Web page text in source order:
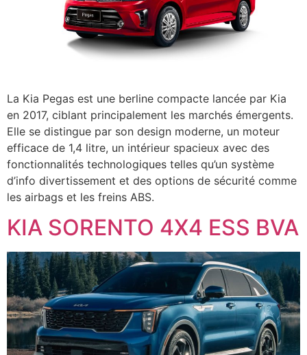
La Kia Pegas est une berline compacte lancée par Kia
en 2017, ciblant principalement les marchés émergents.
Elle se distingue par son design moderne, un moteur
efficace de 1,4 litre, un intérieur spacieux avec des
fonctionnalités technologiques telles qu’un système
d’info divertissement et des options de sécurité comme
les airbags et les freins ABS.
KIA SORENTO 4X4 ESS BVA